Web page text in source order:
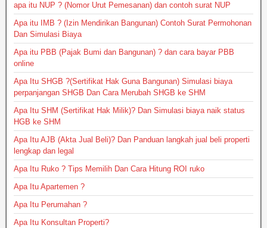
apa itu NUP ? (Nomor Urut Pemesanan) dan contoh surat NUP
Apa itu IMB ? (Izin Mendirikan Bangunan) Contoh Surat Permohonan
Dan Simulasi Biaya
Apa itu PBB (Pajak Bumi dan Bangunan) ? dan cara bayar PBB
online
Apa Itu SHGB ?(Sertifikat Hak Guna Bangunan) Simulasi biaya
perpanjangan SHGB Dan Cara Merubah SHGB ke SHM
Apa Itu SHM (Sertifikat Hak Milik)? Dan Simulasi biaya naik status
HGB ke SHM
Apa Itu AJB (Akta Jual Beli)? Dan Panduan langkah jual beli properti
lengkap dan legal
Apa Itu Ruko ? Tips Memilih Dan Cara Hitung ROI ruko
Apa Itu Apartemen ?
Apa Itu Perumahan ?
Apa Itu Konsultan Properti?